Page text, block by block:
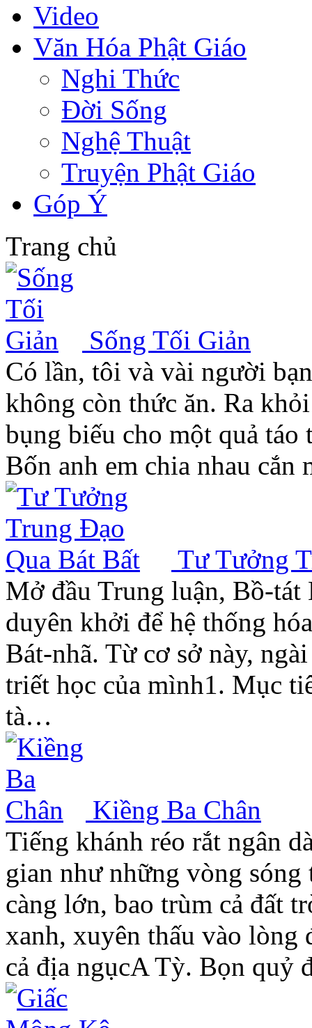
Video
Văn Hóa Phật Giáo
Nghi Thức
Đời Sống
Nghệ Thuật
Truyện Phật Giáo
Góp Ý
Trang chủ
Sống Tối Giản
Có lần, tôi và vài người
không còn thức ăn. Ra
bụng biếu cho một quả
Bốn anh em chia nhau
Tư Tưởng
Mở đầu Trung luận, Bồ-tát
duyên khởi để hệ thống
Bát-nhã. Từ cơ sở này,
triết học của mình1. Mục
tà…
Kiềng Ba Chân
Tiếng khánh réo rắt ngân
gian như những vòng
càng lớn, bao trùm cả đất
xanh, xuyên thấu vào
cả địa ngụcA Tỳ. Bọn